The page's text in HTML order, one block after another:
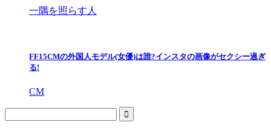
一隅を照らす人
FF15CMの外国人モデル(女優)は誰?インスタの画像がセクシー過ぎ
る!
CM